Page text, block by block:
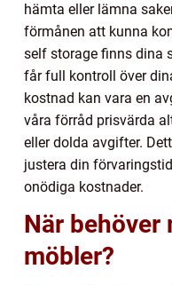
hämta eller lämna
förmånen att kunna
self storage finns dina
får full kontroll över
kostnad kan vara en
våra förråd prisvärda
eller dolda avgifter.
justera din
onödiga kostnader.
När behöver
möbler?